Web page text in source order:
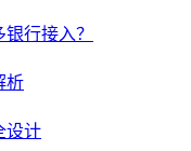
行接入？
析
设计